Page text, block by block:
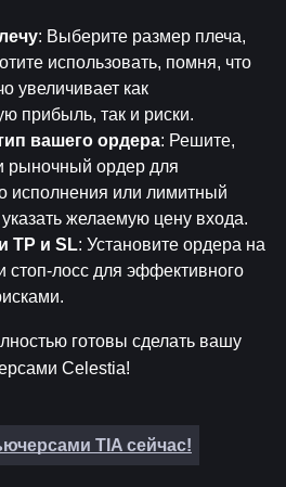
: Выберите размер плеча,
использовать, помня, что
увеличивает как
прибыль, так и риски.
вашего ордера: Решите,
рыночный ордер для
исполнения или лимитный
желаемую цену входа.
TP и SL: Установите ордера на
стоп-лосс для эффективного
готовы сделать вашу
Celestia!
TIA сейчас!